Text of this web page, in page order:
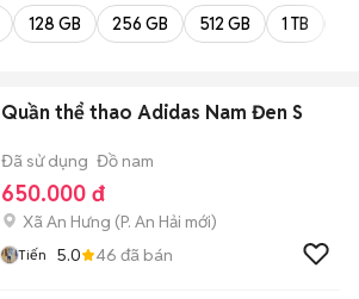
128 GB 256 GB 512 GB 1 TB
Quần thể thao Adidas Nam Đen S
Đã sử dụng Đồ nam
650.000 đ
Xã An Hưng (P. An Hải mới)
Tiến 5.0 46 đã bán